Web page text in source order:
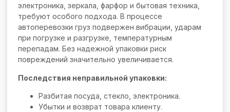
электроника, зеркала, фарфор и бытовая техника,
требуют особого подхода. В процессе
автоперевозки груз подвержен вибрации, ударам
при погрузке и разгрузке, температурным
перепадам. Без надежной упаковки риск
повреждений значительно увеличивается.
Последствия неправильной упаковки:
Разбитая посуда, стекло, электроника.
Убытки и возврат товара клиенту.